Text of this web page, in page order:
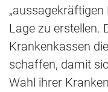
„aussagekräftigen
Lage zu erstellen.
Krankenkassen
schaffen, damit
Wahl ihrer